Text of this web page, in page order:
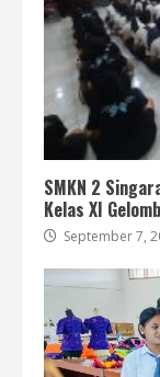
SMKN 2
Kelas XI
September 7,